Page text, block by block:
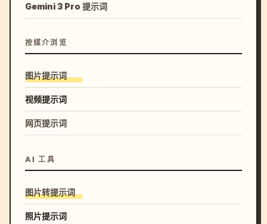
Gemini 3 Pro 提示词
按媒介浏览
图片提示词
视频提示词
网页提示词
AI 工具
图片转提示词
照片提示词